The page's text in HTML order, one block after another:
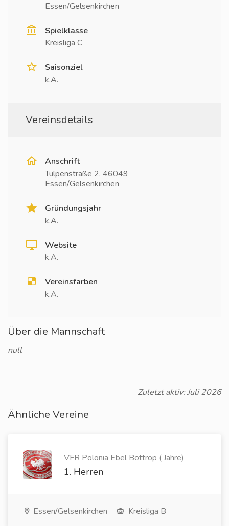
Essen/Gelsenkirchen
Spielklasse
Kreisliga C
Saisonziel
k.A.
Vereinsdetails
Anschrift
Tulpenstraße 2, 46049
Essen/Gelsenkirchen
Gründungsjahr
k.A.
Website
k.A.
Vereinsfarben
k.A.
Über die Mannschaft
null
Zuletzt aktiv: Juli 2026
Ähnliche Vereine
VFR Polonia Ebel Bottrop ( Jahre)
1. Herren
Essen/Gelsenkirchen Kreisliga B